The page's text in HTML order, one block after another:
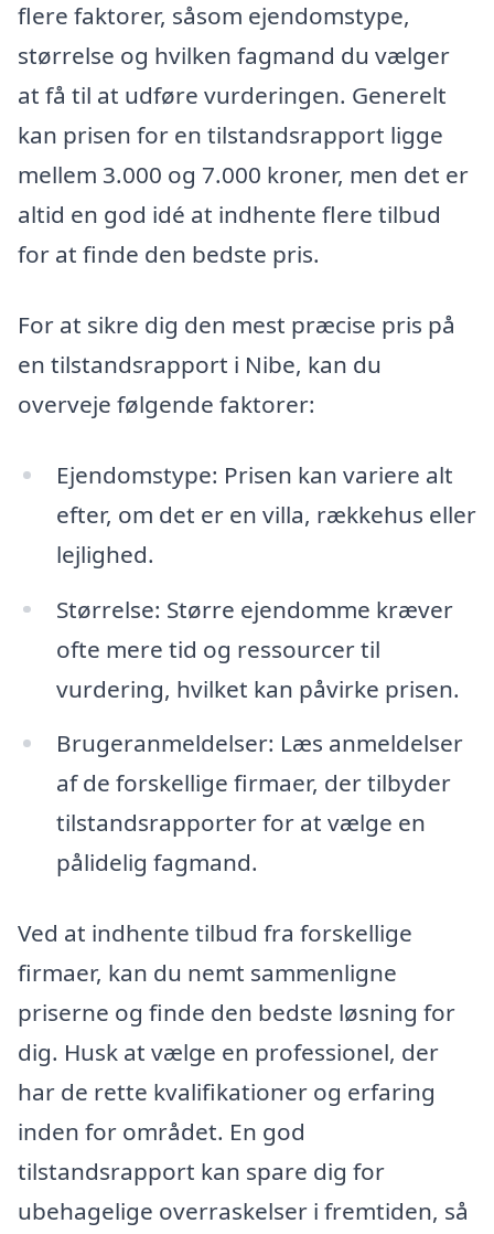
flere faktorer, såsom ejendomstype,
størrelse og hvilken fagmand du vælger
at få til at udføre vurderingen. Generelt
kan prisen for en tilstandsrapport ligge
mellem 3.000 og 7.000 kroner, men det er
altid en god idé at indhente flere tilbud
for at finde den bedste pris.
For at sikre dig den mest præcise pris på
en tilstandsrapport i Nibe, kan du
overveje følgende faktorer:
Ejendomstype: Prisen kan variere alt
efter, om det er en villa, rækkehus eller
lejlighed.
Størrelse: Større ejendomme kræver
ofte mere tid og ressourcer til
vurdering, hvilket kan påvirke prisen.
Brugeranmeldelser: Læs anmeldelser
af de forskellige firmaer, der tilbyder
tilstandsrapporter for at vælge en
pålidelig fagmand.
Ved at indhente tilbud fra forskellige
firmaer, kan du nemt sammenligne
priserne og finde den bedste løsning for
dig. Husk at vælge en professionel, der
har de rette kvalifikationer og erfaring
inden for området. En god
tilstandsrapport kan spare dig for
ubehagelige overraskelser i fremtiden, så